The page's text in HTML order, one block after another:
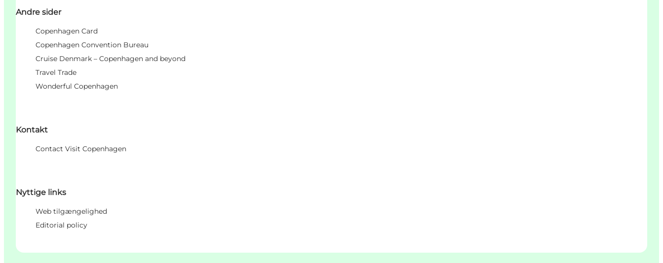
Andre sider
Copenhagen Card
Copenhagen Convention Bureau
Cruise Denmark – Copenhagen and beyond
Travel Trade
Wonderful Copenhagen
Kontakt
Contact Visit Copenhagen
Nyttige links
Web tilgængelighed
Editorial policy